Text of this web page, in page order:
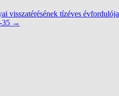
visszatérésének tízéves évfordulója
35 →